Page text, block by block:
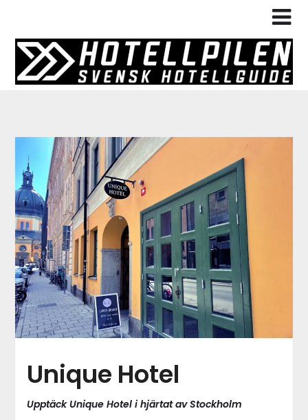
Unique Hotel
Upptäck Unique Hotel i hjärtat av Stockholm